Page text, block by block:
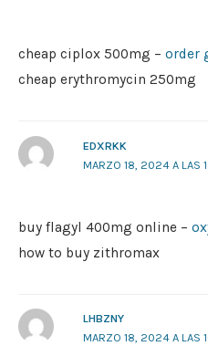
cheap ciplox 500mg – order
cheap erythromycin 250mg
EDXRKK
MARZO 18, 2024 A LAS
buy flagyl 400mg online –
how to buy zithromax
LHBZNY
MARZO 18, 2024 A LAS